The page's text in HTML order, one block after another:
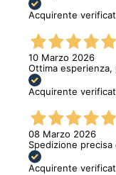
Acquirente
10 Marzo 2026
Ottima
Acquirente
08 Marzo 2026
Spedizione
Acquirente